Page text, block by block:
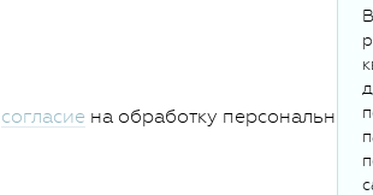
согласие на обработку персональных